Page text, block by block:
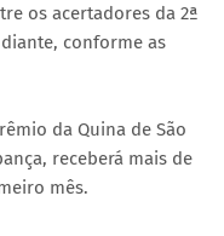
os acertadores da 2ª
conforme as
da Quina de São
receberá mais de
mês.